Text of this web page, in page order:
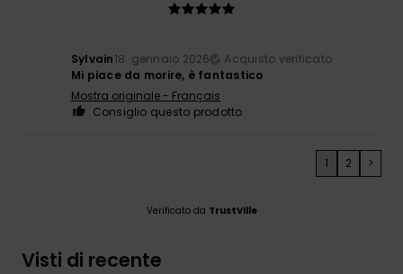
Sylvain18. gennaio 2026
Acquisto verificato
Mi piace da morire, è fantastico
Mostra originale - Français
Consiglio questo prodotto
1 2 >
Verificato da TrustVille
Visti di recente